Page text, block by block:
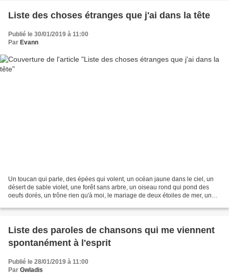
Liste des choses étranges que j'ai dans la tête
Publié le 30/01/2019 à 11:00
Par Evann
Un toucan qui parle, des épées qui volent, un océan jaune dans le ciel, un
désert de sable violet, une forêt sans arbre, un oiseau rond qui pond des
oeufs dorés, un trône rien qu'à moi, le mariage de deux étoiles de mer, un
Liste des paroles de chansons qui me viennent
spontanément à l'esprit
Publié le 28/01/2019 à 11:00
Par Gwladis